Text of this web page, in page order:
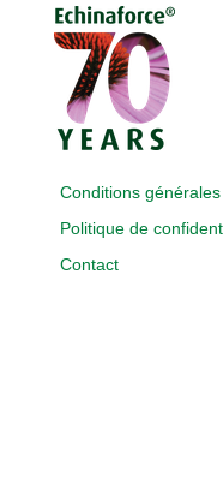
Conditions générales
Politique de
Contact